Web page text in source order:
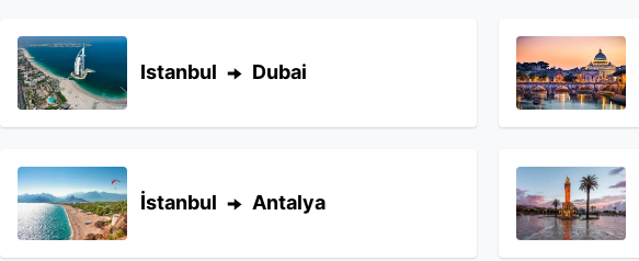
Istanbul Dubai
İstanbul Antalya